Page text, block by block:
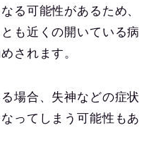
る可能性があるため、
も近くの開いている病
されます。
場合、失神などの症状
ってしまう可能性もあ